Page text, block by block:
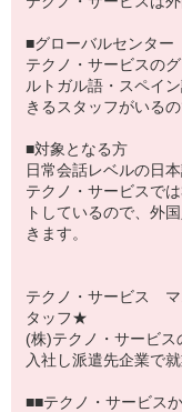
■グローバルセンター
テクノ・サービスの
ルトガル語・スペイ
きるスタッフがいる
■対象となる方
日常会話レベルの日
テクノ・サービスで
トしているので、外
きます。
テクノ・サービス
タッフ★
(株)テクノ・サービ
入社し派遣先企業で
■■テクノ・サービス